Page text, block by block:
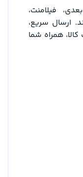
فیلامنت،
ارسال سریع،
همراه شما